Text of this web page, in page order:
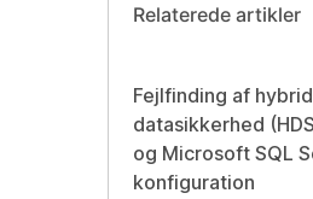
Relaterede artikler
Fejlfinding af hybrid
datasikkerhed
og Microsoft SQL
konfiguration